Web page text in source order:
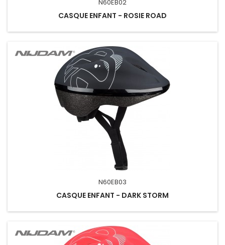
N60EB02
CASQUE ENFANT - ROSIE ROAD
N60EB03
CASQUE ENFANT - DARK STORM